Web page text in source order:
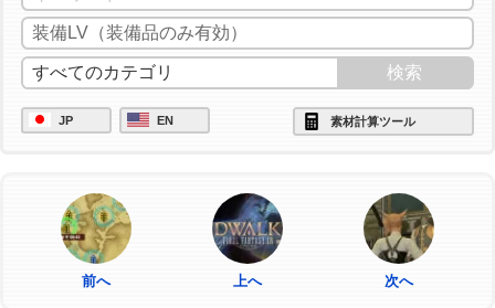
JP EN 素材計算ツール
前へ 上へ 次へ